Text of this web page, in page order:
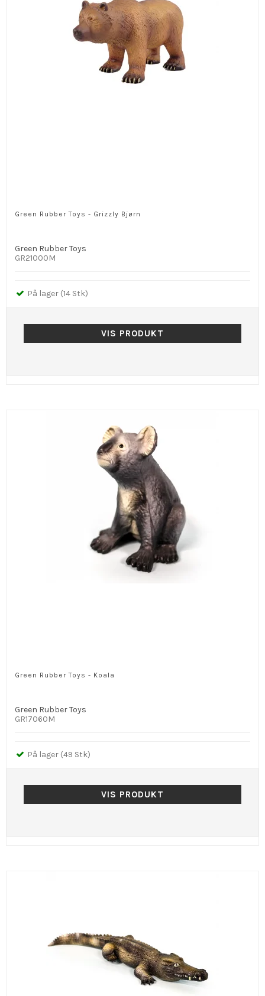
Green Rubber Toys - Grizzly Bjørn
Green Rubber Toys
GR21000M
På lager (14 Stk)
VIS PRODUKT
Green Rubber Toys - Koala
Green Rubber Toys
GR17060M
På lager (49 Stk)
VIS PRODUKT